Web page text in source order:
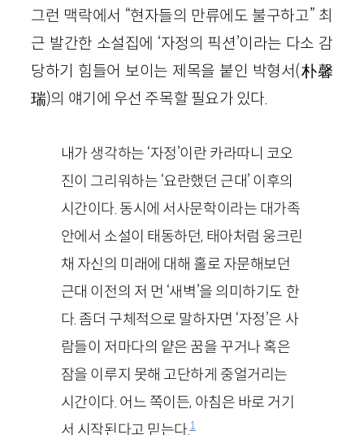
그런 맥락에서 “현자들의 만류에도 불구하고” 최
근 발간한 소설집에 ‘자정의 픽션’이라는 다소 감
당하기 힘들어 보이는 제목을 붙인 박형서(朴馨
瑞)의 얘기에 우선 주목할 필요가 있다.
내가 생각하는 ‘자정’이란 카라따니 코오
진이 그리워하는 ‘요란했던 근대’ 이후의
시간이다. 동시에 서사문학이라는 대가족
안에서 소설이 태동하던, 태아처럼 웅크린
채 자신의 미래에 대해 홀로 자문해보던
근대 이전의 저 먼 ‘새벽’을 의미하기도 한
다. 좀더 구체적으로 말하자면 ‘자정’은 사
람들이 저마다의 얕은 꿈을 꾸거나 혹은
잠을 이루지 못해 고단하게 중얼거리는
시간이다. 어느 쪽이든, 아침은 바로 거기
서 시작된다고 믿는다.1